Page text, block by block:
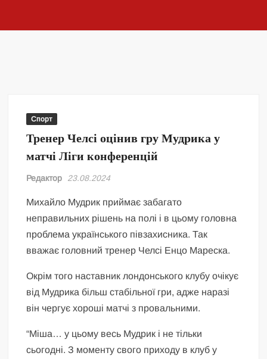
Спорт
Тренер Челсі оцінив гру Мудрика у
матчі Ліги конференцій
Редактор 23.08.2024
Михайло Мудрик приймає забагато
неправильних рішень на полі і в цьому головна
проблема українського півзахисника. Так
вважає головний тренер Челсі Енцо Мареска.
Окрім того наставник лондонського клубу очікує
від Мудрика більш стабільної гри, адже наразі
він чергує хороші матчі з провальними.
“Міша… у цьому весь Мудрик і не тільки
сьогодні. З моменту свого приходу в клуб у